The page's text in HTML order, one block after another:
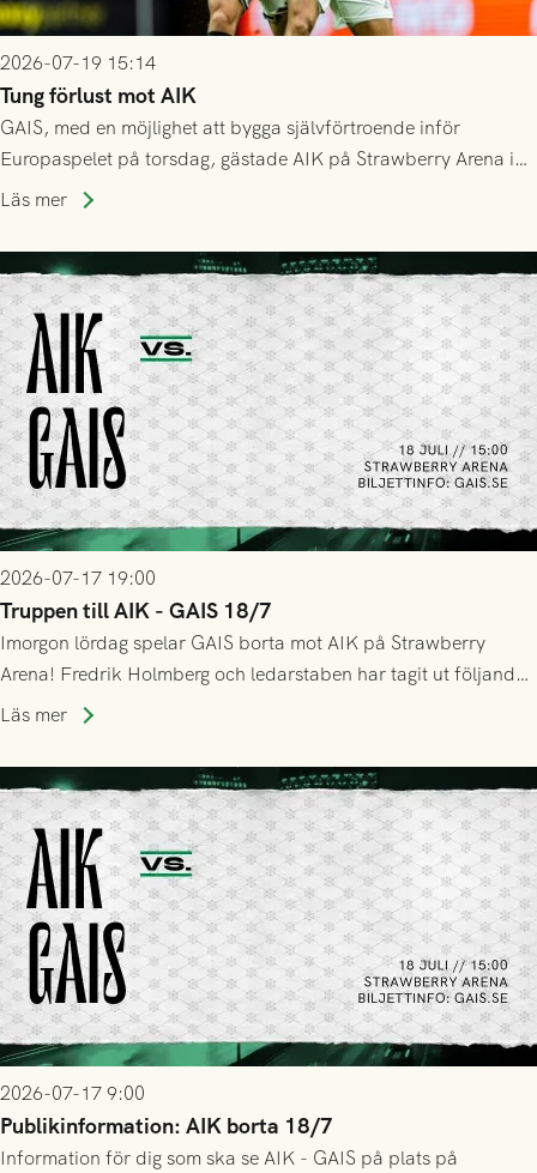
2026-07-19 15:14
Tung förlust mot AIK
GAIS, med en möjlighet att bygga självförtroende inför
Europaspelet på torsdag, gästade AIK på Strawberry Arena i
Stockholm . Men trots konstant hotande i första halvlek av
lyckades få in 2-0.
Läs mer
2026-07-17 19:00
Truppen till AIK - GAIS 18/7
Imorgon lördag spelar GAIS borta mot AIK på Strawberry
Arena! Fredrik Holmberg och ledarstaben har tagit ut följande
trupp till matchen:
Läs mer
2026-07-17 9:00
Publikinformation: AIK borta 18/7
Information för dig som ska se AIK - GAIS på plats på